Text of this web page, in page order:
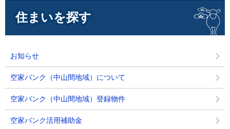
住まいを探す
お知らせ
空家バンク（中山間地域）について
空家バンク（中山間地域）登録物件
空家バンク活用補助金